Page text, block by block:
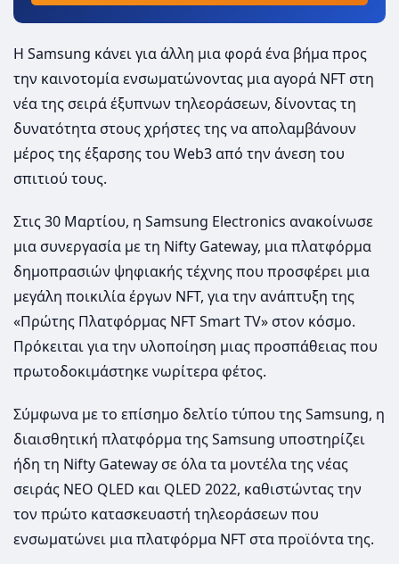
Η Samsung κάνει για άλλη μια φορά ένα βήμα προς
την καινοτομία ενσωματώνοντας μια αγορά NFT στη
νέα της σειρά έξυπνων τηλεοράσεων, δίνοντας τη
δυνατότητα στους χρήστες της να απολαμβάνουν
μέρος της έξαρσης του Web3 από την άνεση του
σπιτιού τους.
Στις 30 Μαρτίου, η Samsung Electronics ανακοίνωσε
μια συνεργασία με τη Nifty Gateway, μια πλατφόρμα
δημοπρασιών ψηφιακής τέχνης που προσφέρει μια
μεγάλη ποικιλία έργων NFT, για την ανάπτυξη της
«Πρώτης Πλατφόρμας NFT Smart TV» στον κόσμο.
Πρόκειται για την υλοποίηση μιας προσπάθειας που
πρωτοδοκιμάστηκε νωρίτερα φέτος.
Σύμφωνα με το επίσημο δελτίο τύπου της Samsung, η
διαισθητική πλατφόρμα της Samsung υποστηρίζει
ήδη τη Nifty Gateway σε όλα τα μοντέλα της νέας
σειράς NEO QLED και QLED 2022, καθιστώντας την
τον πρώτο κατασκευαστή τηλεοράσεων που
ενσωματώνει μια πλατφόρμα NFT στα προϊόντα της.